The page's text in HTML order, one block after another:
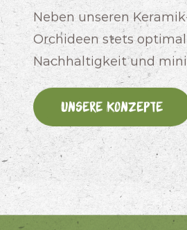
Neben unseren
Orchideen stets
Nachhaltigkeit und
Unsere Konzepte